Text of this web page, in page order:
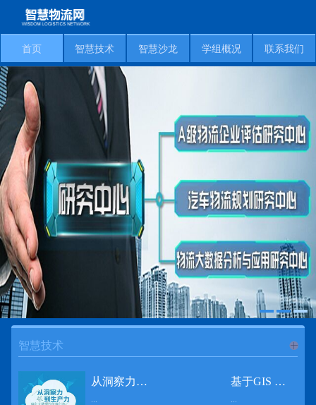
首页 智慧技术 智慧沙龙 学组概况 联系我们
智慧技术
从洞察力到生产力 伊利大数据的价值创造
...
基于GIS 的小城市交通网络分析研究
...